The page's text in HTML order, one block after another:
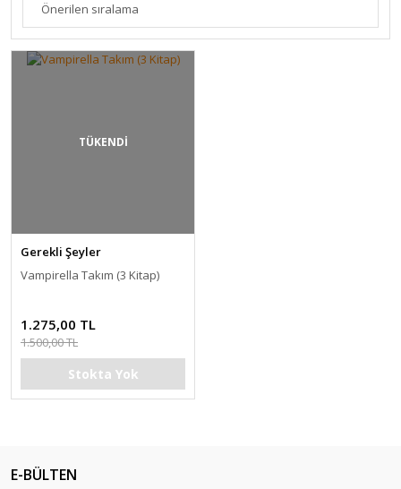
TÜKENDİ
Gerekli Şeyler
Vampirella Takım (3 Kitap)
1.275,00 TL
1.500,00 TL
Stokta Yok
E-BÜLTEN